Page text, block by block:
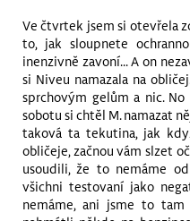
Ve čtvrtek jsem si otevřela
to, jak sloupnete
inenzivně zavoní... A on
si Niveu namazala na
sprchovým gelům a nic.
sobotu si chtěl M. namazat
taková ta tekutina, jak
obličeje, začnou vám slzet
usoudili, že to nemáme
všichni testovaní jako
nemáme, ani jsme to